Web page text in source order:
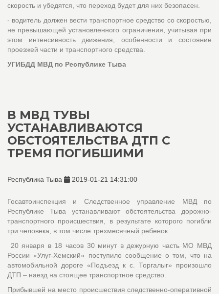
скорость и убедятся, что переход будет для них безопасен.
- водитель должен вести транспортное средство со скоростью,
не превышающей установленного ограничения, учитывая при
этом интенсивность движения, особенности и состояние
проезжей части и транспортного средства.
УГИБДД МВД по Республике Тыва
В МВД ТУВЫ
УСТАНАВЛИВАЮТСЯ
ОБСТОЯТЕЛЬСТВА ДТП С
ТРЕМЯ ПОГИБШИМИ
Республика Тыва 2019-01-21 14:31:00
Госавтоинспекция и Следственное управление МВД по
Республике Тыва устанавливают обстоятельства дорожно-
транспортного происшествия, в результате которого погибли
три человека, в том числе трехмесячный ребенок.
20 января в 18 часов 30 минут в дежурную часть МО МВД
России «Улуг-Хемский» поступило сообщение о том, что на
автомобильной дороге «Подъезд к с. Торгалыг» произошло
ДТП – наезд на стоящее транспортное средство.
Прибывшей на место происшествия следственно-оперативной